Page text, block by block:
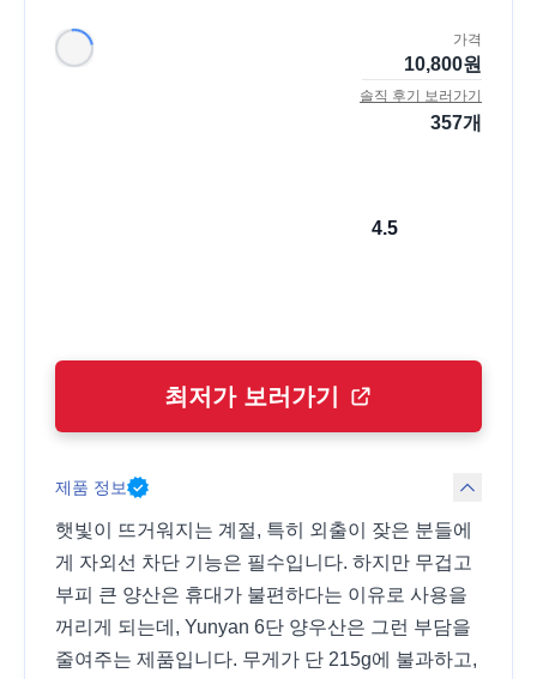
가격
10,800원
솔직 후기 보러가기
357개
4.5
최저가 보러가기
제품 정보
햇빛이 뜨거워지는 계절, 특히 외출이 잦은 분들에
게 자외선 차단 기능은 필수입니다. 하지만 무겁고
부피 큰 양산은 휴대가 불편하다는 이유로 사용을
꺼리게 되는데, Yunyan 6단 양우산은 그런 부담을
줄여주는 제품입니다. 무게가 단 215g에 불과하고,